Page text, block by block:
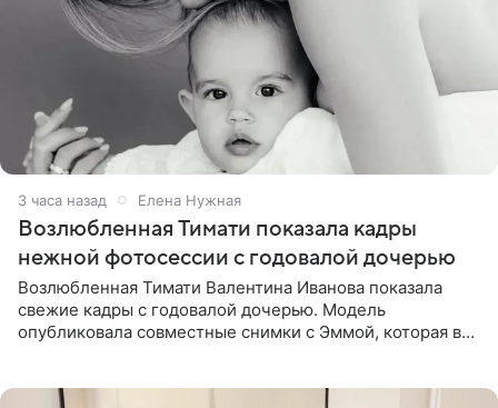
3 часа назад Елена Нужная
Возлюбленная Тимати показала кадры
нежной фотосессии с годовалой дочерью
Возлюбленная Тимати Валентина Иванова показала
свежие кадры с годовалой дочерью. Модель
опубликовала совместные снимки с Эммой, которая в